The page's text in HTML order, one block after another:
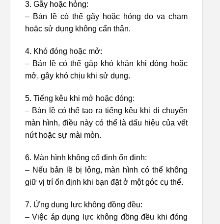
3. Gẫy hoặc hỏng:
– Bản lề có thể gãy hoặc hỏng do va chạm
hoặc sử dụng không cẩn thận.
4. Khó đóng hoặc mở:
– Bản lề có thể gặp khó khăn khi đóng hoặc
mở, gây khó chịu khi sử dụng.
5. Tiếng kêu khi mở hoặc đóng:
– Bản lề có thể tạo ra tiếng kêu khi di chuyển
màn hình, điều này có thể là dấu hiệu của vết
nứt hoặc sự mài mòn.
6. Màn hình không cố định ổn định:
– Nếu bản lề bị lỏng, màn hình có thể không
giữ vị trí ổn định khi bạn đặt ở một góc cụ thể.
7. Ứng dụng lực không đồng đều:
– Việc áp dụng lực không đồng đều khi đóng